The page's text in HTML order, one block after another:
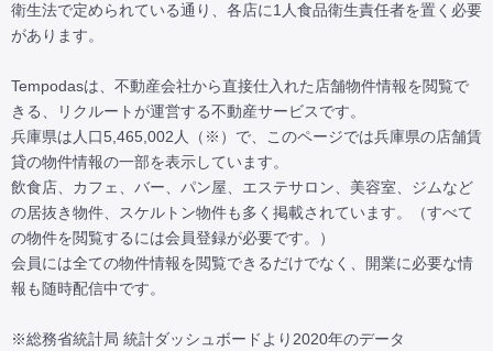
衛生法で定められている通り、各店に1人食品衛生責任者を置く必要
があります。
Tempodasは、不動産会社から直接仕入れた店舗物件情報を閲覧で
きる、リクルートが運営する不動産サービスです。
兵庫県は人口5,465,002人（※）で、このページでは兵庫県の店舗賃
貸の物件情報の一部を表示しています。
飲食店、カフェ、バー、パン屋、エステサロン、美容室、ジムなど
の居抜き物件、スケルトン物件も多く掲載されています。（すべて
の物件を閲覧するには会員登録が必要です。）
会員には全ての物件情報を閲覧できるだけでなく、開業に必要な情
報も随時配信中です。
※総務省統計局 統計ダッシュボードより2020年のデータ